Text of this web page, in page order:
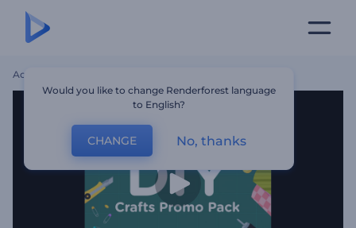
Accueil
Would you like to change Renderforest language
to English?
CHANGE No, thanks